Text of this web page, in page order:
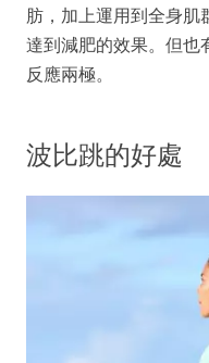
肪，加上運用到全身肌
達到減肥的效果。但也
反應兩極。
波比跳的好處